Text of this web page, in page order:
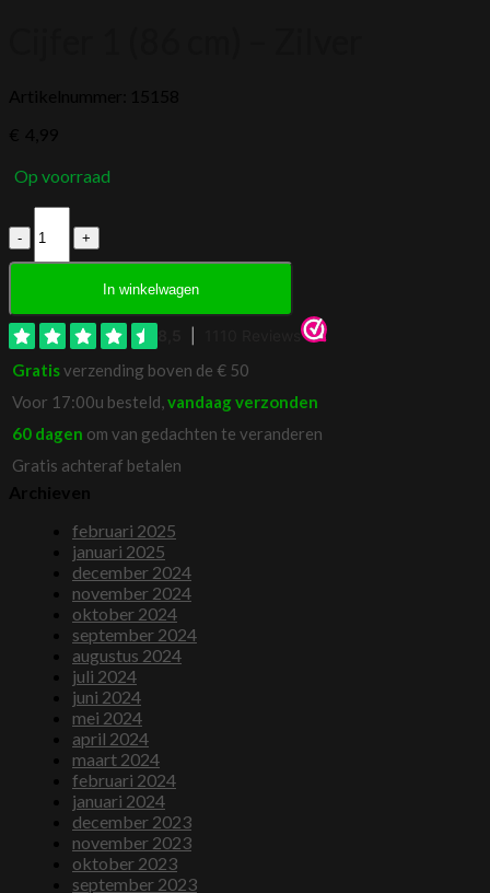
Op voorraad
1
(86
Zilver
aantal
In winkelwagen
Gratisverzending boven de € 50
Voor 17:00u besteld,vandaag verzonden
60 dagen om van gedachten te veranderen
Gratis achteraf betalen
februari 2025
januari 2025
december 2024
november 2024
oktober 2024
september 2024
augustus 2024
juli 2024
juni 2024
mei 2024
april 2024
maart 2024
februari 2024
januari 2024
december 2023
november 2023
oktober 2023
september 2023